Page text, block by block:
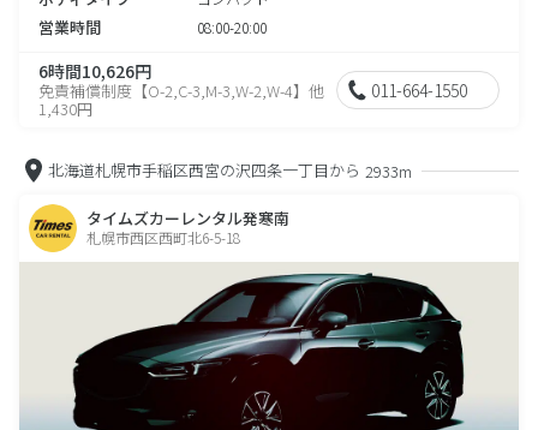
営業時間 08:00-20:00
6時間10,626円
免責補償制度【O-2,C-3,M-3,W-2,W-4】他
1,430円
011-664-1550
北海道札幌市手稲区西宮の沢四条一丁目から 2933m
タイムズカーレンタル発寒南
札幌市西区西町北6-5-18